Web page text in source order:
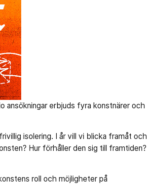
ansökningar erbjuds fyra konstnärer och
isolering. I år vill vi blicka framåt och
Hur förhåller den sig till framtiden?
roll och möjligheter på